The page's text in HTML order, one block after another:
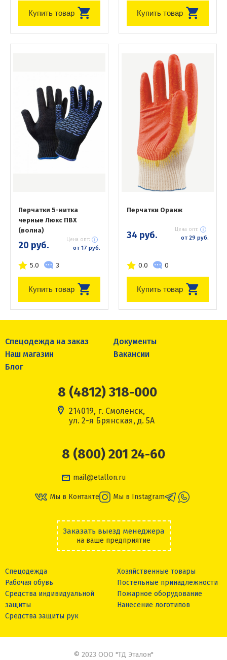
Купить товар Купить товар
Перчатки 5-нитка
черные Люкс ПВХ
(волна)
20 руб. Цена опт:
от 17 руб.
5.0 3
Купить товар
Перчатки Оранж
34 руб. Цена опт:
от 29 руб.
0.0 0
Купить товар
Спецодежда на заказ
Документы
Наш магазин
Вакансии
Блог
8 (4812) 318-000
214019, г. Смоленск,
ул. 2-я Брянская, д. 5А
8 (800) 201 24-60
mail@etallon.ru
Мы в Контакте Мы в Instagram
Заказать выезд менеджера
на ваше предприятие
Спецодежда
Рабочая обувь
Средства индивидуальной
защиты
Средства защиты рук
Хозяйственные товары
Постельные принадлежности
Пожарное оборудование
Нанесение логотипов
© 2023 ООО "ТД Эталон"